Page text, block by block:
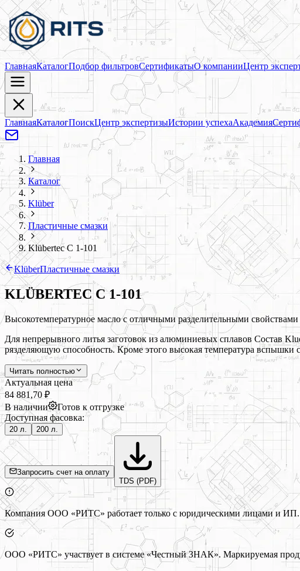
ГлавнаяКаталогПодбор фильтровСертификатыО компанииЦентр
ГлавнаяКаталогПоискЦентр экспертизыИстории успехаАкадемия
Главная
Каталог
Klüber
Пластичные смазки
Klübertec C 1-101
KlüberПластичные смазки
KLÜBERTEC C 1-101
Высокотемпературное масло с отличными разделительными
Для непрерывного литья заготовок из алюминиевых сплавов Состав
рязделяющую способность. Кроме этого высокая температура вспышки
Читать полностью
Актуальная цена
84 881,70 ₽
В наличии
Готов к отгрузке
Доступная фасовка:
20 л. 200 л.
Запросить счет на оплату
TDS (PDF)
Компания ООО «РИТС» работает только с юридическими лицами и ИП.
ООО «РИТС» участвует в системе «Честный ЗНАК». Маркируемая